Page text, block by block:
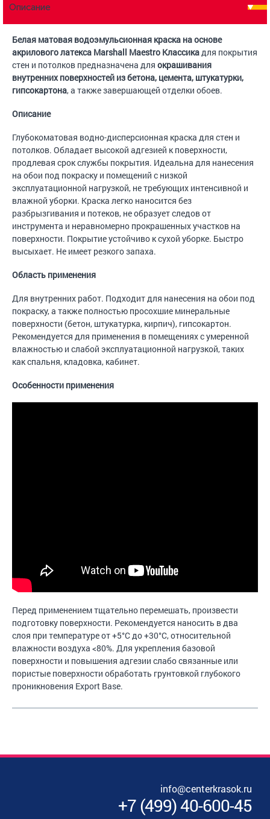
Описание
Белая матовая водоэмульсионная краска на основе
акрилового латекса Marshall Maestro Классика для покрытия
стен и потолков предназначена для окрашивания
внутренних поверхностей из бетона, цемента, штукатурки,
гипсокартона, а также завершающей отделки обоев.
Описание
Глубокоматовая водно-дисперсионная краска для стен и
потолков. Обладает высокой адгезией к поверхности,
продлевая срок службы покрытия. Идеальна для нанесения
на обои под покраску и помещений с низкой
эксплуатационной нагрузкой, не требующих интенсивной и
влажной уборки. Краска легко наносится без
разбрызгивания и потеков, не образует следов от
инструмента и неравномерно прокрашенных участков на
поверхности. Покрытие устойчиво к сухой уборке. Быстро
высыхает. Не имеет резкого запаха.
Область применения
Для внутренних работ. Подходит для нанесения на обои под
покраску, а также полностью просохшие минеральные
поверхности (бетон, штукатурка, кирпич), гипсокартон.
Рекомендуется для применения в помещениях с умеренной
влажностью и слабой эксплуатационной нагрузкой, таких
как спальня, кладовка, кабинет.
Особенности применения
Перед применением тщательно перемешать, произвести
подготовку поверхности. Рекомендуется наносить в два
слоя при температуре от +5°C до +30°С, относительной
влажности воздуха <80%. Для укрепления базовой
поверхности и повышения адгезии слабо связанные или
пористые поверхности обработать грунтовкой глубокого
проникновения Export Base.
info@centerkrasok.ru
+7(499)40-600-45